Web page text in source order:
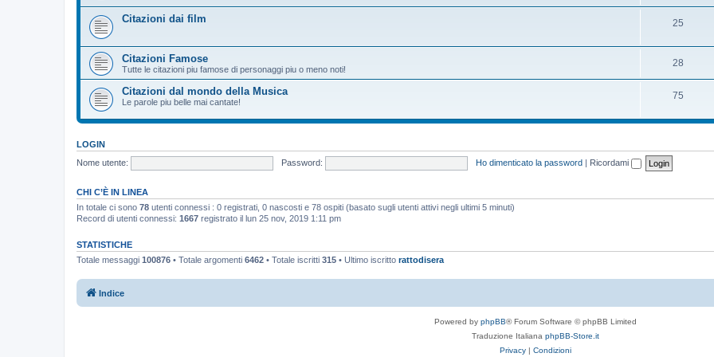
Citazioni dai film 25
Citazioni Famose
Tutte le citazioni piu famose di personaggi piu o meno noti!
28
Citazioni dal mondo della Musica
Le parole piu belle mai cantate!
75
LOGIN
Nome utente:
Password: Ho dimenticato la password | Ricordami
CHI C’È IN LINEA
In totale ci sono 78 utenti connessi : 0 registrati, 0 nascosti e 78 ospiti (basato sugli utenti attivi negli ultimi 5 minuti)
Record di utenti connessi: 1667 registrato il lun 25 nov, 2019 1:11 pm
STATISTICHE
Totale messaggi 100876 • Totale argomenti 6462 • Totale iscritti 315 • Ultimo iscritto rattodisera
Indice
Powered by phpBB® Forum Software © phpBB Limited
Traduzione Italiana phpBB-Store.it
Privacy | Condizioni